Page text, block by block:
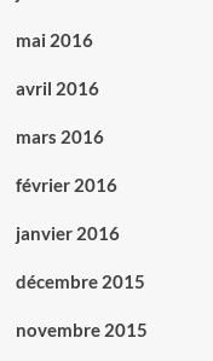
mai 2016
avril 2016
mars 2016
février 2016
janvier 2016
décembre 2015
novembre 2015